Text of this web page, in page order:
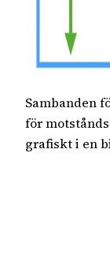
Sambanden
för
grafiskt i en